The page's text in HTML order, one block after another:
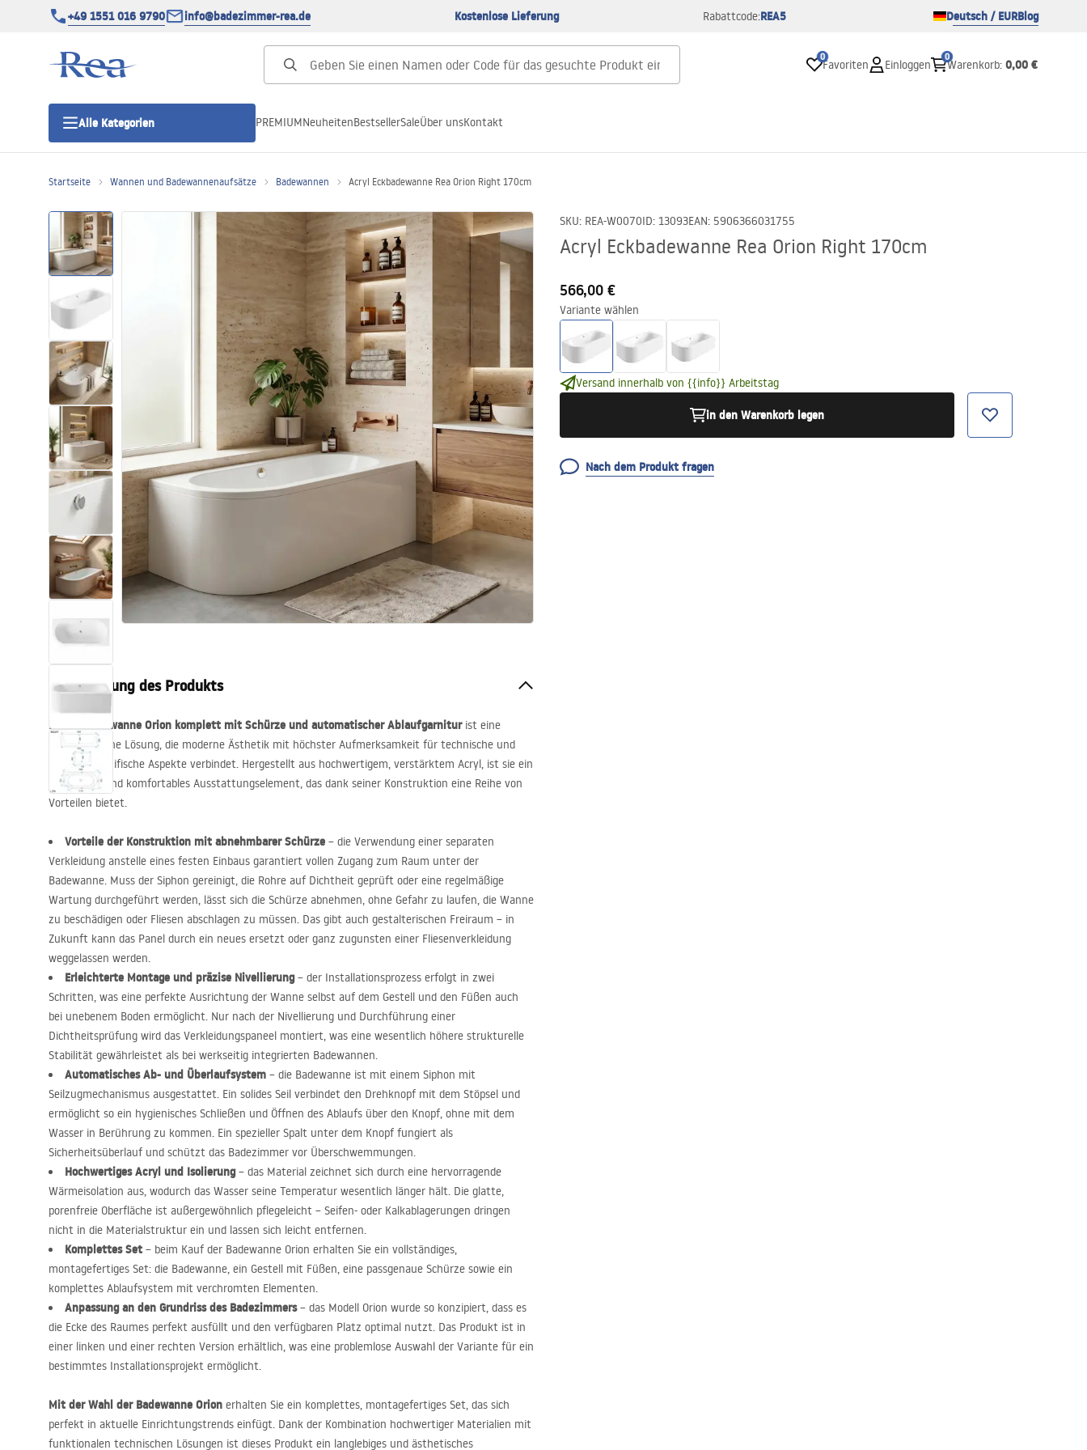
+49 1551 016 9790 info@badezimmer-rea.de Kostenlose Lieferung Rabattcode:REA5 Deutsch / EURBlog
0
Favoriten Einloggen
0
Warenkorb: 0,00 €
Alle Kategorien
Duschtüren
Duschwannen
Duschrinnen
Toiletten
Wannen und
Badewannenaufsätze
Badarmaturen
Duschen
Badezimmerzubehör und Möbel
PREMIUMNeuheitenBestsellerSaleÜber unsKontakt
Startseite Wannen und Badewannenaufsätze Badewannen Acryl Eckbadewanne Rea Orion Right 170cm
SKU: REA-W0070ID: 13093EAN: 5906366031755
Acryl Eckbadewanne Rea Orion Right 170cm
566,00 €
Variante wählen
Versand innerhalb von {{info}} Arbeitstag
in den Warenkorb legen
Nach dem Produkt fragen
Beschreibung des Produkts
Die Eckbadewanne Orion komplett mit Schürze und automatischer Ablaufgarniturist eine
fortschrittliche Lösung, die moderne Ästhetik mit höchster Aufmerksamkeit für technische und
montagespezifische Aspekte verbindet. Hergestellt aus hochwertigem, verstärktem Acryl, ist sie ein
langlebiges und komfortables Ausstattungselement, das dank seiner Konstruktion eine Reihe von
Vorteilen bietet.
Vorteile der Konstruktion mit abnehmbarer Schürze – die Verwendung einer separaten
Verkleidung anstelle eines festen Einbaus garantiert vollen Zugang zum Raum unter der
Badewanne. Muss der Siphon gereinigt, die Rohre auf Dichtheit geprüft oder eine regelmäßige
Wartung durchgeführt werden, lässt sich die Schürze abnehmen, ohne Gefahr zu laufen, die Wanne
zu beschädigen oder Fliesen abschlagen zu müssen. Das gibt auch gestalterischen Freiraum – in
Zukunft kann das Panel durch ein neues ersetzt oder ganz zugunsten einer Fliesenverkleidung
weggelassen werden.
Erleichterte Montage und präzise Nivellierung– der Installationsprozess erfolgt in zwei
Schritten, was eine perfekte Ausrichtung der Wanne selbst auf dem Gestell und den Füßen auch
bei unebenem Boden ermöglicht. Nur nach der Nivellierung und Durchführung einer
Dichtheitsprüfung wird das Verkleidungspaneel montiert, was eine wesentlich höhere strukturelle
Stabilität gewährleistet als bei werkseitig integrierten Badewannen.
Automatisches Ab- und Überlaufsystem – die Badewanne ist mit einem Siphon mit
Seilzugmechanismus ausgestattet. Ein solides Seil verbindet den Drehknopf mit dem Stöpsel und
ermöglicht so ein hygienisches Schließen und Öffnen des Ablaufs über den Knopf, ohne mit dem
Wasser in Berührung zu kommen. Ein spezieller Spalt unter dem Knopf fungiert als
Sicherheitsüberlauf und schützt das Badezimmer vor Überschwemmungen.
Hochwertiges Acryl und Isolierung– das Material zeichnet sich durch eine hervorragende
Wärmeisolation aus, wodurch das Wasser seine Temperatur wesentlich länger hält. Die glatte,
porenfreie Oberfläche ist außergewöhnlich pflegeleicht – Seifen- oder Kalkablagerungen dringen
nicht in die Materialstruktur ein und lassen sich leicht entfernen.
Komplettes Set – beim Kauf der Badewanne Orion erhalten Sie ein vollständiges,
montagefertiges Set: die Badewanne, ein Gestell mit Füßen, eine passgenaue Schürze sowie ein
komplettes Ablaufsystem mit verchromten Elementen.
Anpassung an den Grundriss des Badezimmers– das Modell Orion wurde so konzipiert, dass es
die Ecke des Raumes perfekt ausfüllt und den verfügbaren Platz optimal nutzt. Das Produkt ist in
einer linken und einer rechten Version erhältlich, was eine problemlose Auswahl der Variante für ein
bestimmtes Installationsprojekt ermöglicht.
Mit der Wahl der Badewanne Orion erhalten Sie ein komplettes, montagefertiges Set, das sich
perfekt in aktuelle Einrichtungstrends einfügt. Dank der Kombination hochwertiger Materialien mit
funktionalen technischen Lösungen ist dieses Produkt ein langlebiges und ästhetisches